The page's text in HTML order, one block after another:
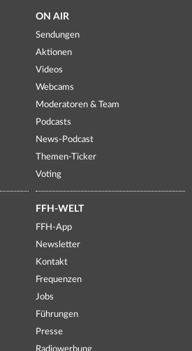
ON AIR
Sendungen
Aktionen
Videos
Webcams
Moderatoren & Team
Podcasts
News-Podcast
Themen-Ticker
Voting
FFH-WELT
FFH-App
Newsletter
Kontakt
Frequenzen
Jobs
Führungen
Presse
Radiowerbung